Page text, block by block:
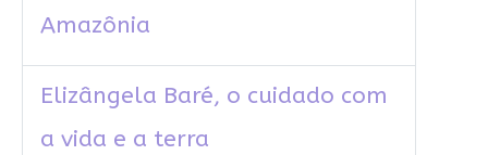
Amazônia
Elizângela Baré, o cuidado com
a vida e a terra